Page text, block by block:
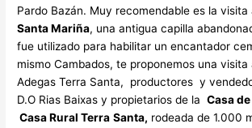
Pardo Bazán. Muy recomendable es la
Santa Mariña, una antigua capilla
fue utilizado para habilitar un encantador
mismo Cambados, te proponemos una visita
Adegas Terra Santa, productores y
D.O Rias Baixas y propietarios de laCasa
Casa Rural Terra Santa, rodeada de 1.000